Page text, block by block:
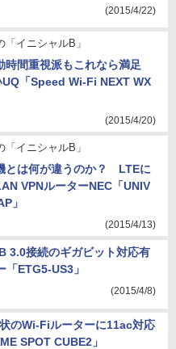
(2015/4/22)
「イニシャルB」
時間重視派もこれなら満足
「Speed Wi-Fi NEXT WX
(2015/4/20)
「イニシャルB」
とは何が違うのか？ LTEに
VPNルーターNEC「UNIV
」
(2015/4/13)
3.0接続のギガビット対応有
ETG5-US3」
(2015/4/8)
のWi-Fiルーターに11ac対応
SPOT CUBE2」